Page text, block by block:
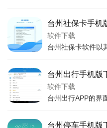
护照的开发者也无法获取用户
软件点评
个安全、便捷、高效的数字身
先进的技术，不仅保障了用户
在各种数字场景中的操作体
台州社保卡手机
卓版下载
软件下载
台州出行手机版
版下载
软件下载
台州停车手机版